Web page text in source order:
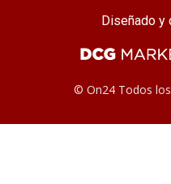
Diseñado y
© On24 Todos